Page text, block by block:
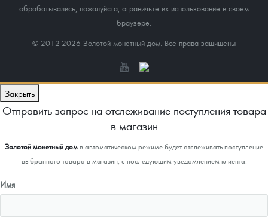
обрабатывались, пожалуйста, ограничьте их использование в своём
браузере.
© 2012-2026 Золотой монетный дом. Все права защищены
Закрыть
Отправить запрос на отслеживание поступления товара
в магазин
Золотой монетный домв автоматическом режиме будет отслеживать поступление
выбранного товара в магазин, с последующим уведомлением клиента.
Имя